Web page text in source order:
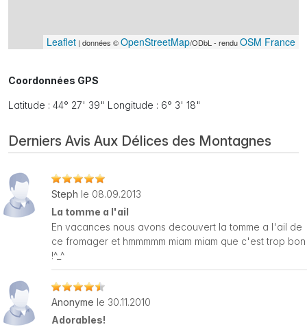
Leaflet | données ©OpenStreetMap/ODbL - renduOSM France
Coordonnées GPS
Latitude : 44° 27' 39" Longitude : 6° 3' 18"
Derniers Avis Aux Délices des Montagnes
Steph le 08.09.2013
La tomme a l'ail
En vacances nous avons decouvert la tomme a l'ail de
ce fromager et hmmmmm miam miam que c'est trop bon
!^_^
Anonyme le 30.11.2010
Adorables!